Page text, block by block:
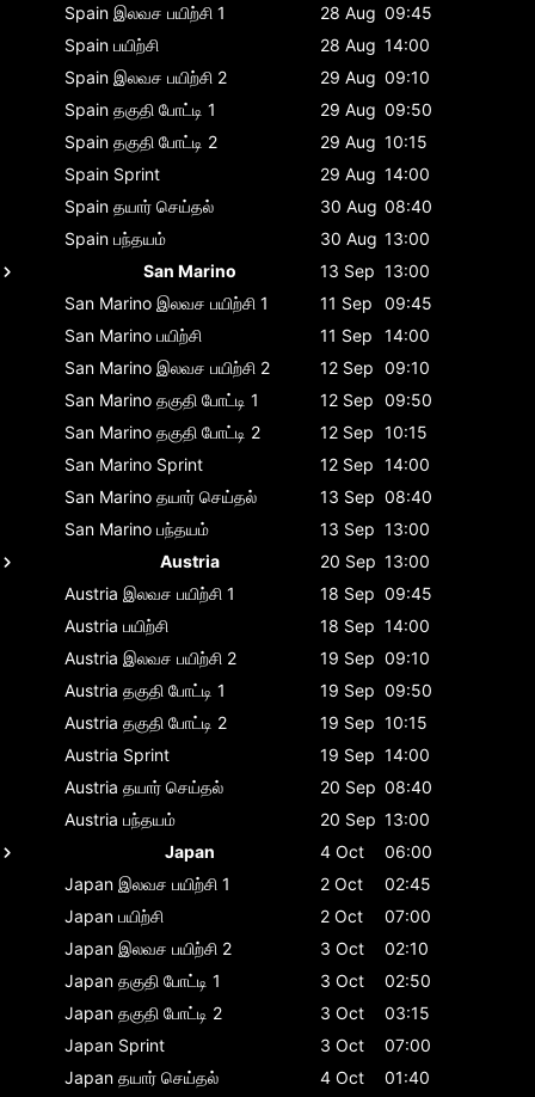
Spain இலவச பயிற்சி 1 28 Aug 09:45
Spain பயிற்சி 28 Aug 14:00
Spain இலவச பயிற்சி 2 29 Aug 09:10
Spain தகுதி போட்டி 1 29 Aug 09:50
Spain தகுதி போட்டி 2 29 Aug 10:15
Spain Sprint 29 Aug 14:00
Spain தயார் செய்தல் 30 Aug 08:40
Spain பந்தயம் 30 Aug 13:00
San Marino
13 Sep 13:00
San Marino இலவச பயிற்சி 1 11 Sep
09:45
San Marino பயிற்சி 11 Sep
14:00
San Marino இலவச பயிற்சி 2 12 Sep 09:10
San Marino தகுதி போட்டி 1 12 Sep 09:50
San Marino தகுதி போட்டி 2 12 Sep 10:15
San Marino Sprint 12 Sep 14:00
San Marino தயார் செய்தல் 13 Sep 08:40
San Marino பந்தயம் 13 Sep 13:00
Austria
20 Sep 13:00
Austria இலவச பயிற்சி 1 18 Sep 09:45
Austria பயிற்சி 18 Sep 14:00
Austria இலவச பயிற்சி 2 19 Sep 09:10
Austria தகுதி போட்டி 1 19 Sep 09:50
Austria தகுதி போட்டி 2 19 Sep 10:15
Austria Sprint 19 Sep 14:00
Austria தயார் செய்தல் 20 Sep 08:40
Austria பந்தயம் 20 Sep 13:00
Japan
4 Oct
06:00
Japan இலவச பயிற்சி 1 2 Oct
02:45
Japan பயிற்சி 2 Oct
07:00
Japan இலவச பயிற்சி 2 3 Oct
02:10
Japan தகுதி போட்டி 1 3 Oct
02:50
Japan தகுதி போட்டி 2 3 Oct
03:15
Japan Sprint 3 Oct
07:00
Japan தயார் செய்தல் 4 Oct
01:40